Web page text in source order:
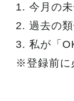
1. 今月の
2. 過去の
3. 私が「
※登録前に